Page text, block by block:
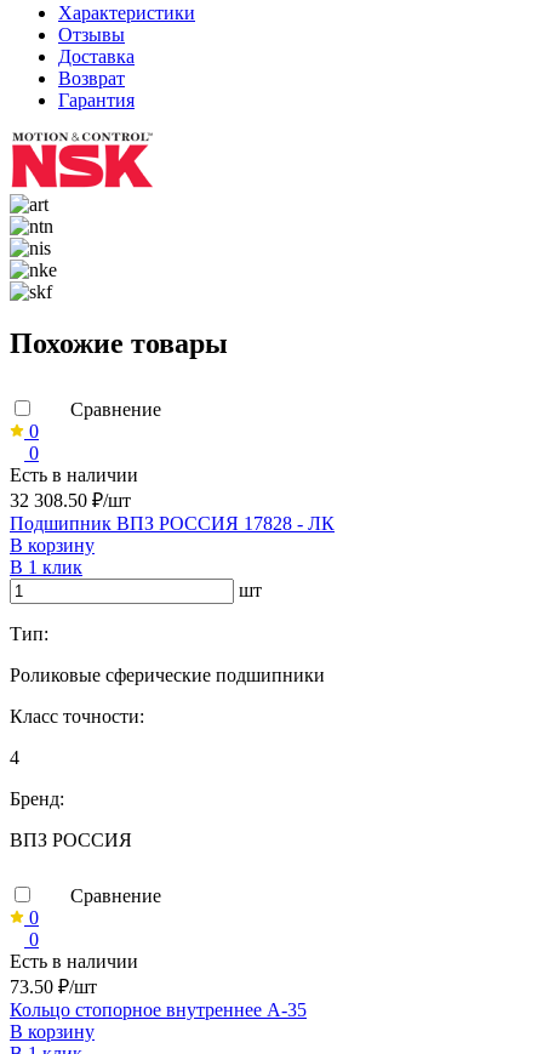
Характеристики
Отзывы
Доставка
Возврат
Гарантия
Похожие товары
Сравнение
0
0
Есть в наличии
32 308.50 ₽/шт
Подшипник ВПЗ РОССИЯ 17828 - ЛК
В корзину
В 1 клик
шт
Тип:
Роликовые сферические подшипники
Класс точности:
4
Бренд:
ВПЗ РОССИЯ
Сравнение
0
0
Есть в наличии
73.50 ₽/шт
Кольцо стопорное внутреннее А-35
В корзину